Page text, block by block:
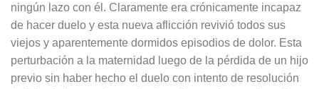
ningún lazo con él. Claramente era crónicamente incapaz
de hacer duelo y esta nueva aflicción revivió todos sus
viejos y aparentemente dormidos episodios de dolor. Esta
perturbación a la maternidad luego de la pérdida de un hijo
previo sin haber hecho el duelo con intento de resolución